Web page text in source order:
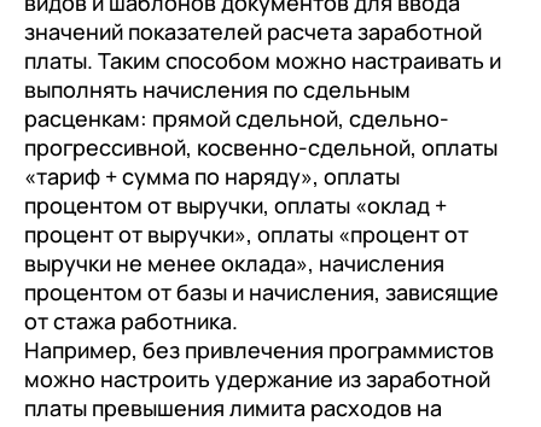
значений показателей расчета заработной
платы. Таким способом можно настраивать и
выполнять начисления по сдельным
расценкам: прямой сдельной, сдельно-
прогрессивной, косвенно-сдельной, оплаты
«тариф + сумма по наряду», оплаты
процентом от выручки, оплаты «оклад +
процент от выручки», оплаты «процент от
выручки не менее оклада», начисления
процентом от базы и начисления, зависящие
от стажа работника.
Например, без привлечения программистов
можно настроить удержание из заработной
платы превышения лимита расходов на